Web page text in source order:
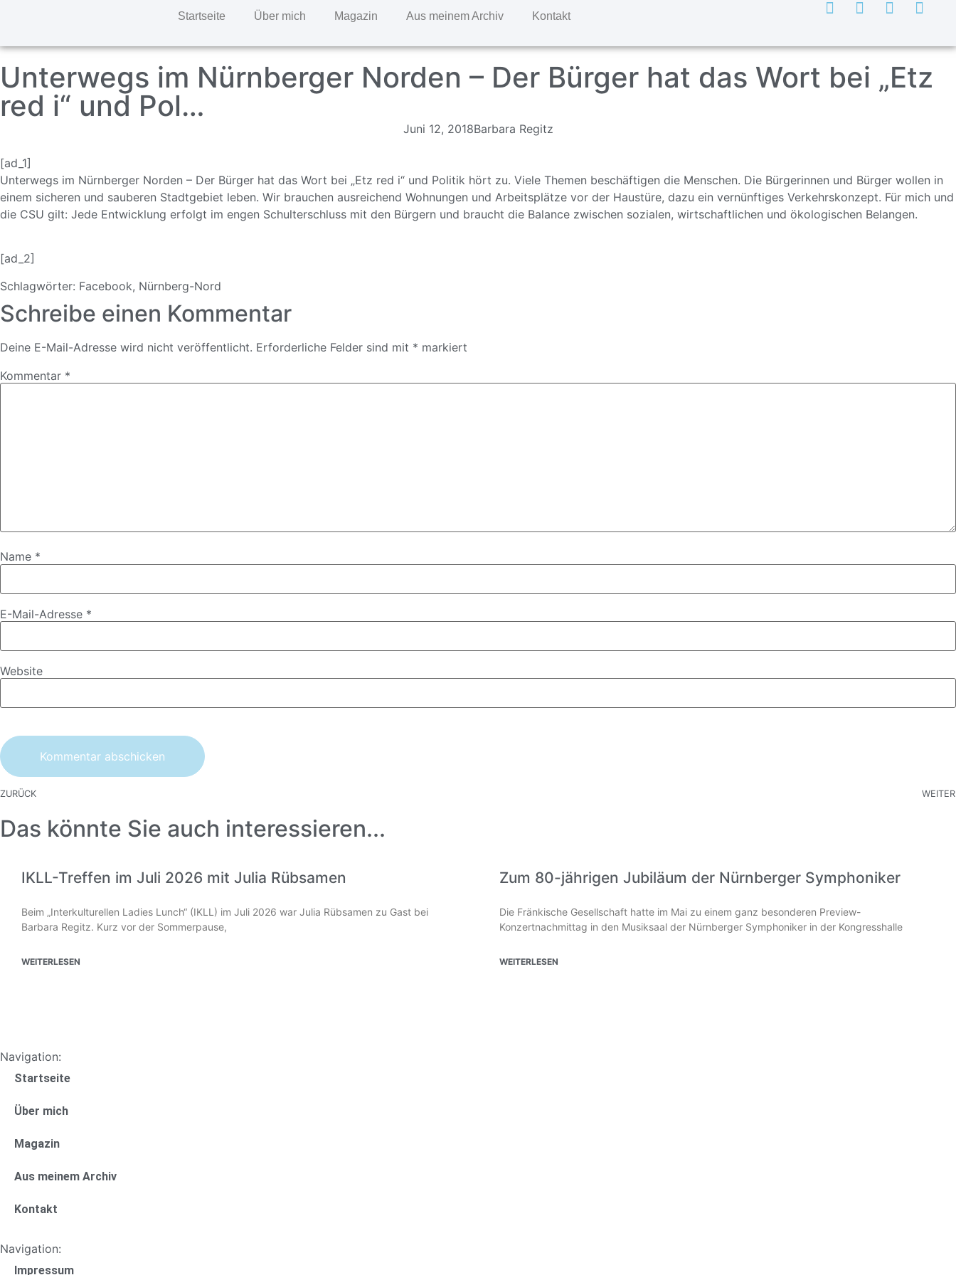
Startseite Über mich Magazin Aus meinem Archiv Kontakt
Unterwegs im Nürnberger Norden – Der Bürger hat das Wort bei „Etz
red i“ und Pol…
Juni 12, 2018Barbara Regitz
[ad_1]
Unterwegs im Nürnberger Norden – Der Bürger hat das Wort bei „Etz red i“ und Politik hört zu. Viele Themen beschäftigen die Menschen. Die Bürgerinnen und Bürger wollen in
einem sicheren und sauberen Stadtgebiet leben. Wir brauchen ausreichend Wohnungen und Arbeitsplätze vor der Haustüre, dazu ein vernünftiges Verkehrskonzept. Für mich und
die CSU gilt: Jede Entwicklung erfolgt im engen Schulterschluss mit den Bürgern und braucht die Balance zwischen sozialen, wirtschaftlichen und ökologischen Belangen.
[ad_2]
Schlagwörter: Facebook, Nürnberg-Nord
Schreibe einen Kommentar
Deine E-Mail-Adresse wird nicht veröffentlicht. Erforderliche Felder sind mit * markiert
Kommentar *
Name *
E-Mail-Adresse *
Website
ZURÜCK WEITER
Das könnte Sie auch interessieren...
IKLL-Treffen im Juli 2026 mit Julia Rübsamen
Beim „Interkulturellen Ladies Lunch“ (IKLL) im Juli 2026 war Julia Rübsamen zu Gast bei
Barbara Regitz. Kurz vor der Sommerpause,
WEITERLESEN
Zum 80-jährigen Jubiläum der Nürnberger Symphoniker
Die Fränkische Gesellschaft hatte im Mai zu einem ganz besonderen Preview-
Konzertnachmittag in den Musiksaal der Nürnberger Symphoniker in der Kongresshalle
WEITERLESEN
Navigation:
Startseite
Über mich
Magazin
Aus meinem Archiv
Kontakt
Navigation:
Impressum